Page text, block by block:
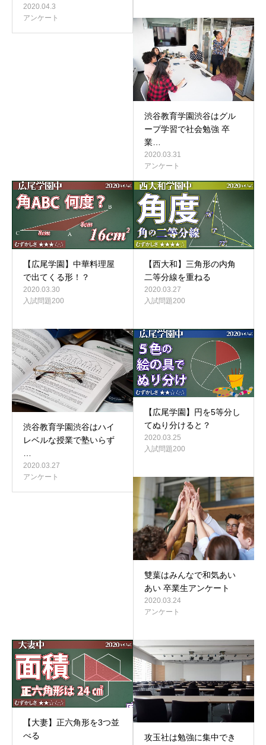
2020.04.3
アンケート
渋谷教育学園渋谷はグル
ープ学習で社会勉強 卒
業…
2020.03.31
アンケート
【広尾学園】中華料理屋
で出てくる形！？
2020.03.30
入試問題200
【西大和】三角形の内角
二等分線を重ねる
2020.03.27
入試問題200
渋谷教育学園渋谷はハイ
レベルな授業で塾いらず
2020.03.27
アンケート
【広尾学園】円を5等分し
てぬり分けると？
2020.03.25
入試問題200
雙葉はみんなで和気あい
あい 卒業生アンケート
2020.03.24
アンケート
【大妻】正六角形を3つ並
べる
攻玉社は勉強に集中でき